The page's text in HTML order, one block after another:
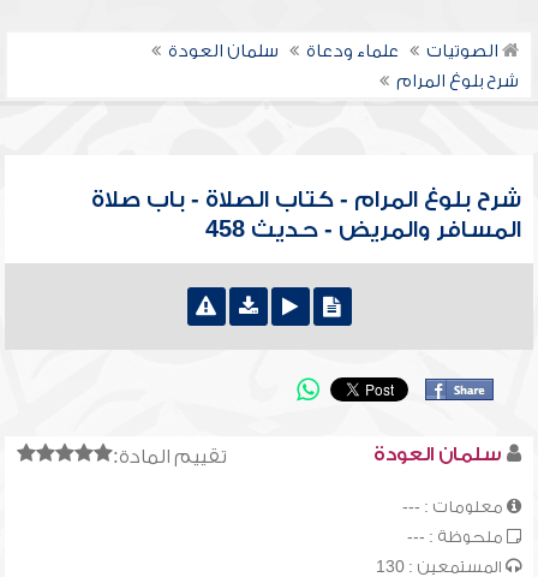
الصوتيات علماء ودعاة
سلمان العودة
شرح بلوغ المرام
شرح بلوغ المرام - كتاب الصلاة - باب صلاة
المسافر والمريض - حديث 458
تقييم المادة: سلمان العودة
معلومات : ---
ملحوظة : ---
المستمعين : 130